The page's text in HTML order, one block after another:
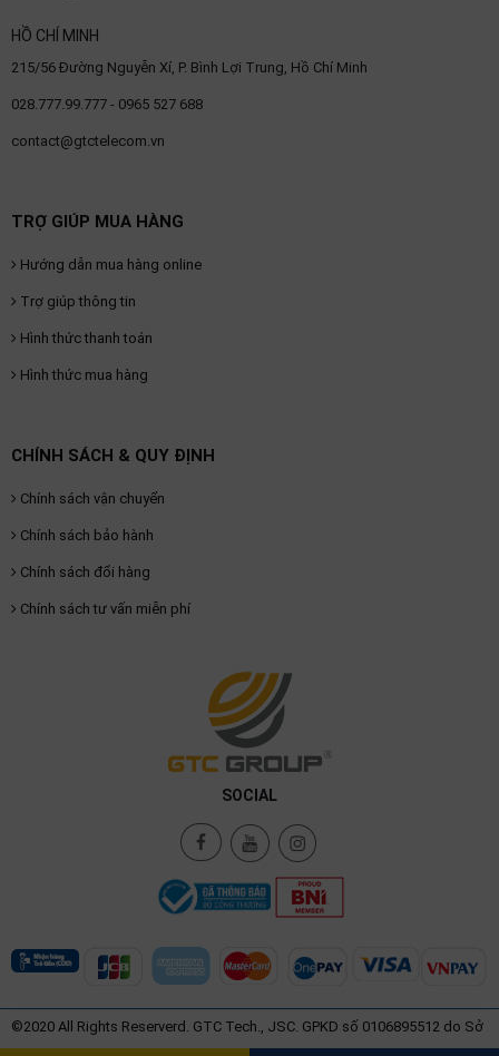
HỒ CHÍ MINH
215/56 Đường Nguyễn Xí, P. Bình Lợi Trung, Hồ Chí Minh
028.777.99.777 - 0965 527 688
contact@gtctelecom.vn
TRỢ GIÚP MUA HÀNG
Hướng dẫn mua hàng online
Trợ giúp thông tin
Hình thức thanh toán
Hình thức mua hàng
CHÍNH SÁCH & QUY ĐỊNH
Chính sách vận chuyển
Chính sách bảo hành
Chính sách đổi hàng
Chính sách tư vấn miễn phí
SOCIAL
©2020 All Rights Reserverd. GTC Tech., JSC. GPKD số 0106895512 do Sở